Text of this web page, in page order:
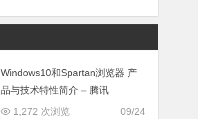
Windows10和Spartan浏览器 产
品与技术特性简介 – 腾讯
09/24
1,272 次浏览